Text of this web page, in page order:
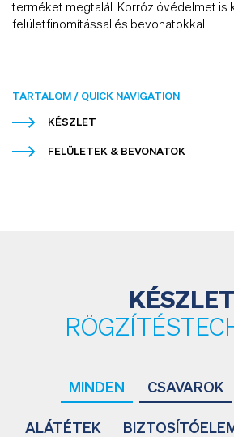
terméket megtalál. Korrózióvédelmet is
felületfinomítással és bevonatokkal.
TARTALOM / QUICK NAVIGATION
KÉSZLET
FELÜLETEK & BEVONATOK
KÉSZLET
MINDEN CSAVAROK
ALÁTÉTEK